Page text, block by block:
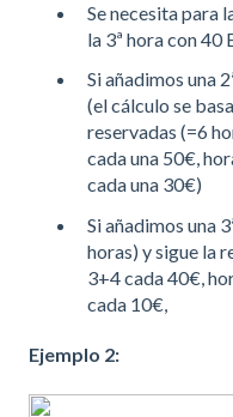
Se necesita para
la 3ª hora con 40
Si añadimos una
(el cálculo se
reservadas (=6
cada una 50€,
cada una 30€)
Si añadimos una
horas) y sigue la
3+4 cada 40€,
cada 10€,
Ejemplo 2: